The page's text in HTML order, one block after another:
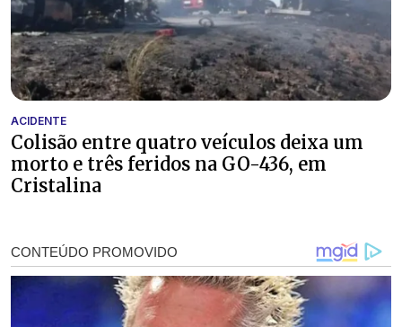
ACIDENTE
Colisão entre quatro veículos deixa um
morto e três feridos na GO-436, em
Cristalina